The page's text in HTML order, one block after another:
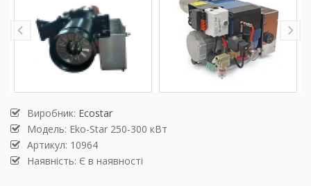
Виробник: Ecostar
Модель: Eko-Star 250-300 кВт
Артикул: 10964
Наявність: Є в наявності